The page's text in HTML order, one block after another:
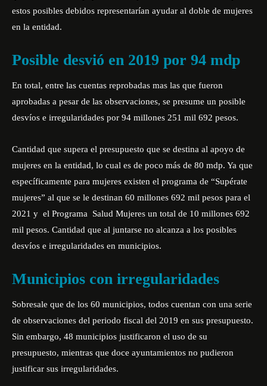
estos posibles debidos representarían ayudar al doble de mujeres
en la entidad.
Posible desvió en 2019 por 94 mdp
En total, entre las cuentas reprobadas mas las que fueron
aprobadas a pesar de las observaciones, se presume un posible
desvíos e irregularidades por 94 millones 251 mil 692 pesos.
Cantidad que supera el presupuesto que se destina al apoyo de
mujeres en la entidad, lo cual es de poco más de 80 mdp. Ya que
específicamente para mujeres existen el programa de “Supérate
mujeres” al que se le destinan 60 millones 692 mil pesos para el
2021 y el Programa Salud Mujeres un total de 10 millones 692
mil pesos. Cantidad que al juntarse no alcanza a los posibles
desvíos e irregularidades en municipios.
Municipios con irregularidades
Sobresale que de los 60 municipios, todos cuentan con una serie
de observaciones del periodo fiscal del 2019 en sus presupuesto.
Sin embargo, 48 municipios justificaron el uso de su
presupuesto, mientras que doce ayuntamientos no pudieron
justificar sus irregularidades.